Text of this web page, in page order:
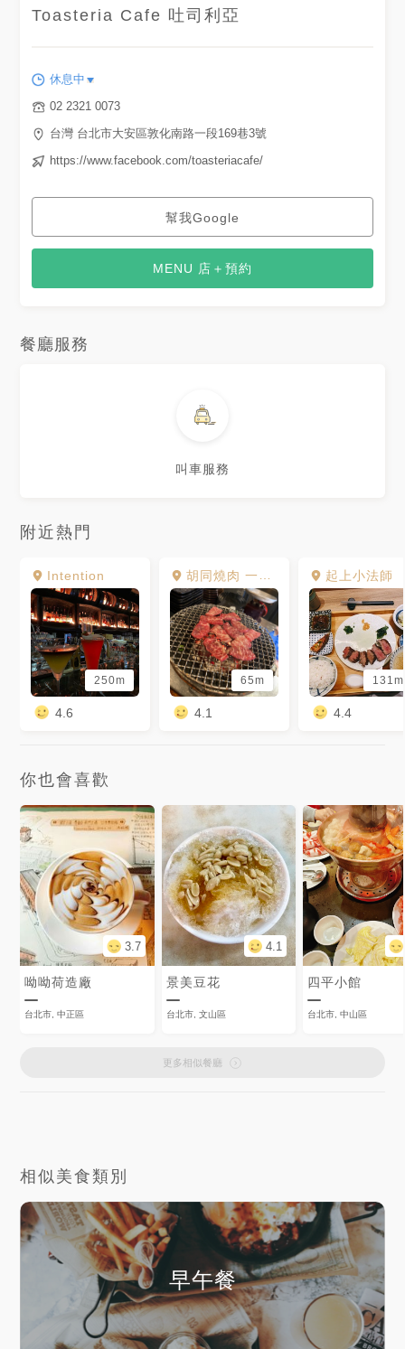
機食先 #吃貨 #銅板美食 #排隊
美食 #taipei #taipeifood
台北美食 #台灣
Toasteria Cafe 吐司利亞
休息中
02 2321 0073
台灣 台北市大安區敦化南路一段169巷3號
https://www.facebook.com/toasteriacafe/
幫我Google
MENU 店＋預約
餐廳服務
叫車服務
附近熱門
Intention
250m
4.6
胡同燒肉 一號店
65m
4.1
起上小法師
131m
4.4
你也會喜歡
3.7
呦呦荷造廠
台北市, 中正區
4.1
景美豆花
台北市, 文山區
四平小館
台北市, 中山區
更多相似餐廳
相似美食類別
早午餐